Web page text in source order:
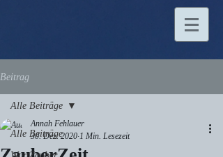
Beitrag
Alle Beiträge
Alle Beiträge
Annah Fehlauer
30. Dez. 2020 1 Min. Lesezeit